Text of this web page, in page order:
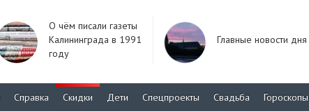
О чём писали газеты
Калининграда в 1991
году
Главные новости дня
Справка Скидки Дети Спецпроекты Свадьба
Гороскопы